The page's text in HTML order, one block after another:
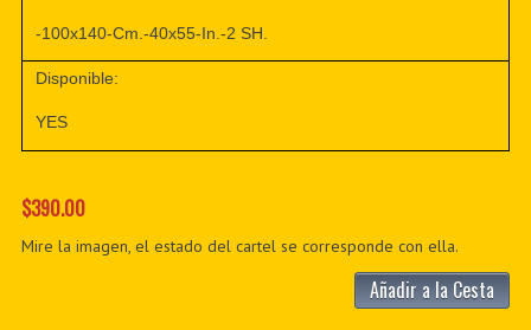
-100x140-Cm.-40x55-In.-2 SH.
Disponible:
YES
$390.00
Mire la imagen, el estado del cartel se corresponde con ella.
Añadir a la Cesta